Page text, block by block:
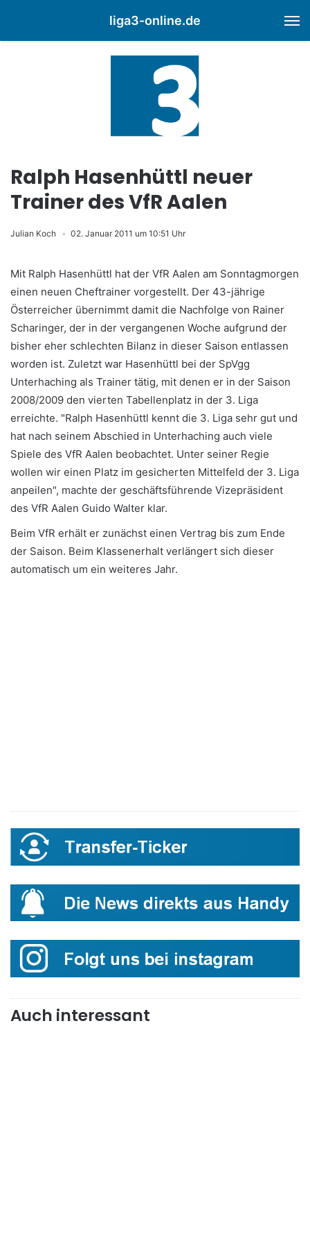
liga3-online.de
Ralph Hasenhüttl neuer
Trainer des VfR Aalen
Julian Koch 02. Januar 2011 um 10:51 Uhr
Mit Ralph Hasenhüttl hat der VfR Aalen am Sonntagmorgen
einen neuen Cheftrainer vorgestellt. Der 43-jährige
Österreicher übernimmt damit die Nachfolge von Rainer
Scharinger, der in der vergangenen Woche aufgrund der
bisher eher schlechten Bilanz in dieser Saison entlassen
worden ist. Zuletzt war Hasenhüttl bei der SpVgg
Unterhaching als Trainer tätig, mit denen er in der Saison
2008/2009 den vierten Tabellenplatz in der 3. Liga
erreichte. "Ralph Hasenhüttl kennt die 3. Liga sehr gut und
hat nach seinem Abschied in Unterhaching auch viele
Spiele des VfR Aalen beobachtet. Unter seiner Regie
wollen wir einen Platz im gesicherten Mittelfeld der 3. Liga
anpeilen", machte der geschäftsführende Vizepräsident
des VfR Aalen Guido Walter klar.
Beim VfR erhält er zunächst einen Vertrag bis zum Ende
der Saison. Beim Klassenerhalt verlängert sich dieser
automatisch um ein weiteres Jahr.
Auch interessant